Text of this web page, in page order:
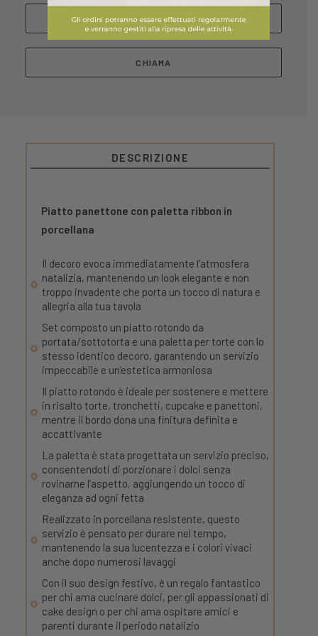
WHATSAPP
CHIAMA
DESCRIZIONE
Piatto panettone con paletta ribbon in
porcellana
Il decoro evoca immediatamente l’atmosfera
natalizia, mantenendo un look elegante e non
troppo invadente che porta un tocco di natura e
allegria alla tua tavola
Set composto un piatto rotondo da
portata/sottotorta e una paletta per torte con lo
stesso identico decoro, garantendo un servizio
impeccabile e un’estetica armoniosa
Il piatto rotondo è ideale per sostenere e mettere
in risalto torte, tronchetti, cupcake e panettoni,
mentre il bordo dona una finitura definita e
accattivante
La paletta è stata progettata un servizio preciso,
consentendoti di porzionare i dolci senza
rovinarne l’aspetto, aggiungendo un tocco di
eleganza ad ogni fetta
Realizzato in porcellana resistente, questo
servizio è pensato per durare nel tempo,
mantenendo la sua lucentezza e i colori vivaci
anche dopo numerosi lavaggi
Con il suo design festivo, è un regalo fantastico
per chi ama cucinare dolci, per gli appassionati di
cake design o per chi ama ospitare amici e
parenti durante il periodo natalizio